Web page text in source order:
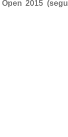
2015